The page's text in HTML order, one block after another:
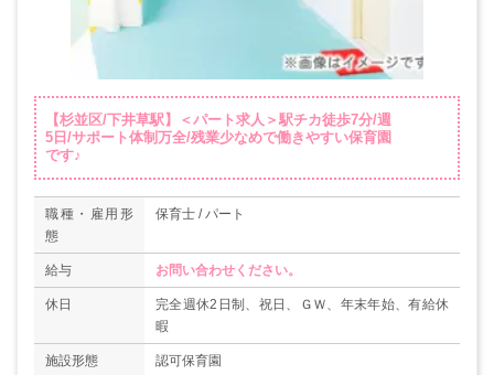
【杉並区/下井草駅】＜パート求人＞駅チカ徒歩7分/週
5日/サポート体制万全/残業少なめで働きやすい保育園
です♪
職種・雇用形
態
保育士 / パート
給与 お問い合わせください。
休日
完全週休2日制、祝日、ＧＷ、年末年始、有給休
暇
施設形態 認可保育園